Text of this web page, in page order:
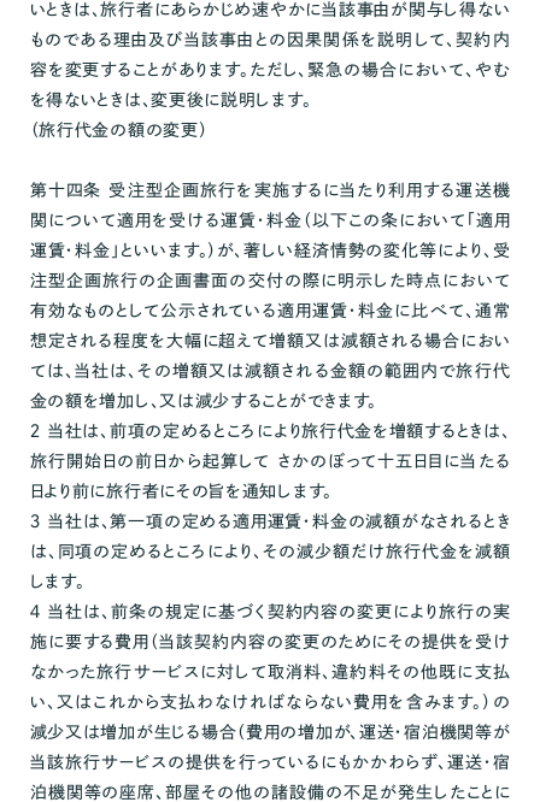
いときは、旅行者にあらかじめ速やかに当該事由が関与し得ない
ものである理由及び当該事由との因果関係を説明して、契約内
容を変更することがあります。ただし、緊急の場合において、やむ
を得ないときは、変更後に説明します。
（旅行代金の額の変更）
第十四条 受注型企画旅行を実施するに当たり利用する運送機
関について適用を受ける運賃・料金（以下この条において「適用
運賃・料金」といいます。）が、著しい経済情勢の変化等により、受
注型企画旅行の企画書面の交付の際に明示した時点において
有効なものとして公示されている適用運賃・料金に比べて、通常
想定される程度を大幅に超えて増額又は減額される場合におい
ては、当社は、その増額又は減額される金額の範囲内で旅行代
金の額を増加し、又は減少することができます。
２ 当社は、前項の定めるところにより旅行代金を増額するときは、
旅行開始日の前日から起算して さかのぼって十五日目に当たる
日より前に旅行者にその旨を通知します。
３ 当社は、第一項の定める適用運賃・料金の減額がなされるとき
は、同項の定めるところにより、その減少額だけ旅行代金を減額
します。
４ 当社は、前条の規定に基づく契約内容の変更により旅行の実
施に要する費用（当該契約内容の変更のためにその提供を受け
なかった旅行サービスに対して取消料、違約料その他既に支払
い、又はこれから支払わなければならない費用を含みます。）の
減少又は増加が生じる場合（費用の増加が、運送・宿泊機関等が
当該旅行サービスの提供を行っているにもかかわらず、運送・宿
泊機関等の座席、部屋その他の諸設備の不足が発生したことに